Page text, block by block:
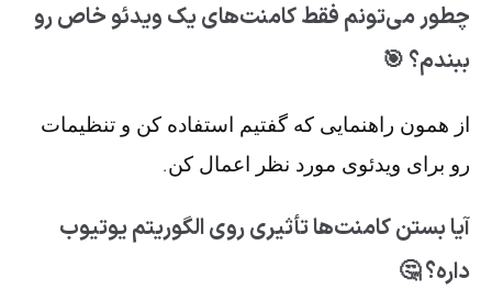
چطور می‌تونم فقط کامنت‌های یک ویدئو خاص رو
ببندم؟ 🎯
از همون راهنمایی که گفتیم استفاده کن و تنظیمات
رو برای ویدئوی مورد نظر اعمال کن.
آیا بستن کامنت‌ها تأثیری روی الگوریتم یوتیوب
داره؟ 🤔